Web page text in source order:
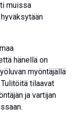
muissa
hänellä on
myöntäjällä
tilaavat
ja vartijan